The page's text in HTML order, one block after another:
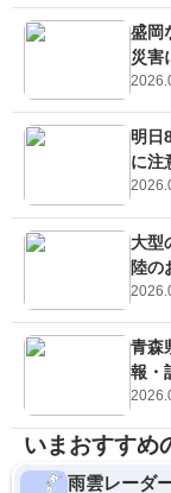
盛岡
災害
明日
に注
大型
陸の
青森
報・
いまおすすめ
雨雲レーダ